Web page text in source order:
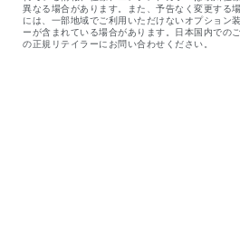
異なる場合があります。また、予告なく変更する
には、一部地域でご利用いただけないオプション
ーが含まれている場合があります。日本国内での
の正規リテイラーにお問い合わせください。